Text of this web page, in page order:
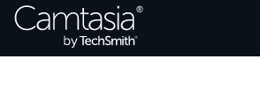
Passer
directement
au